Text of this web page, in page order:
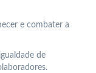
e combater a
de